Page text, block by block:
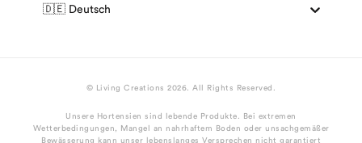
🇩🇪 Deutsch
© Living Creations 2026. All Rights Reserved.
Unsere Hortensien sind lebende Produkte. Bei extremen
Wetterbedingungen, Mangel an nahrhaftem Boden oder unsachgemäßer
Bewässerung kann unser lebenslanges Versprechen nicht garantiert